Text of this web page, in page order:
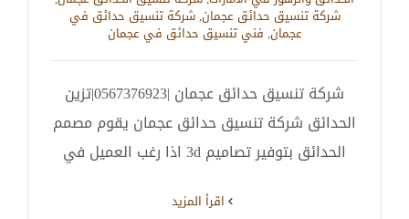
شركة تنسيق حدائق عجمان,شركة تنسيق حدائق في
عجمان, فني تنسيق حدائق في عجمان
شركة تنسيق حدائق عجمان |0567376923|تزين
الحدائق شركة تنسيق حدائق عجمان يقوم مصمم
الحدائق بتوفير تصاميم 3d اذا رغب العميل في